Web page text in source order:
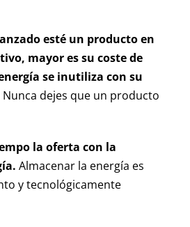
esté un producto en
mayor es su coste de
se inutiliza con su
dejes que un producto
la oferta con la
Almacenar la energía es
y tecnológicamente